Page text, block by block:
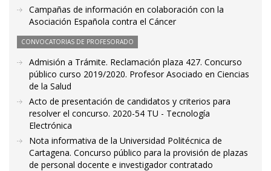
Campañas de información en colaboración con la
Asociación Española contra el Cáncer
CONVOCATORIAS DE PROFESORADO
Admisión a Trámite. Reclamación plaza 427. Concurso
público curso 2019/2020. Profesor Asociado en Ciencias
de la Salud
Acto de presentación de candidatos y criterios para
resolver el concurso. 2020-54 TU - Tecnología
Electrónica
Nota informativa de la Universidad Politécnica de
Cartagena. Concurso público para la provisión de plazas
de personal docente e investigador contratado